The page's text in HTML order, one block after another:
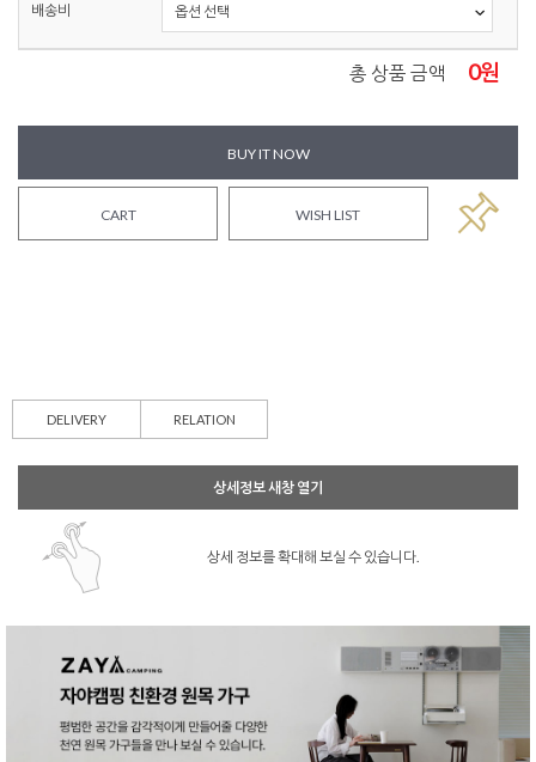
배송비
총 상품 금액 0원
BUY IT NOW
CART WISH LIST
DELIVERY RELATION
상세정보 새창 열기
상세 정보를 확대해 보실 수 있습니다.